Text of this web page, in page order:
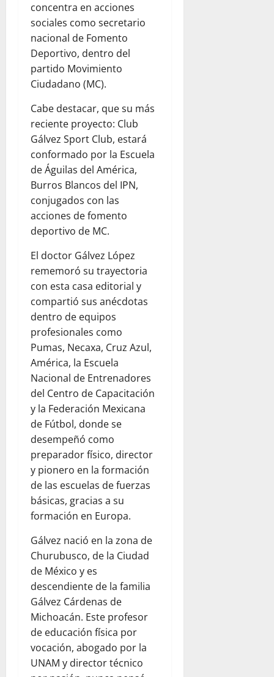
concentra en acciones
sociales como secretario
nacional de Fomento
Deportivo, dentro del
partido Movimiento
Ciudadano (MC).
Cabe destacar, que su más
reciente proyecto: Club
Gálvez Sport Club, estará
conformado por la Escuela
de Águilas del América,
Burros Blancos del IPN,
conjugados con las
acciones de fomento
deportivo de MC.
El doctor Gálvez López
rememoró su trayectoria
con esta casa editorial y
compartió sus anécdotas
dentro de equipos
profesionales como
Pumas, Necaxa, Cruz Azul,
América, la Escuela
Nacional de Entrenadores
del Centro de Capacitación
y la Federación Mexicana
de Fútbol, donde se
desempeñó como
preparador físico, director
y pionero en la formación
de las escuelas de fuerzas
básicas, gracias a su
formación en Europa.
Gálvez nació en la zona de
Churubusco, de la Ciudad
de México y es
descendiente de la familia
Gálvez Cárdenas de
Michoacán. Este profesor
de educación física por
vocación, abogado por la
UNAM y director técnico